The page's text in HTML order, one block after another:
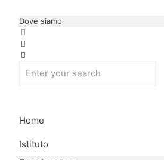
Dove siamo
Home
Istituto